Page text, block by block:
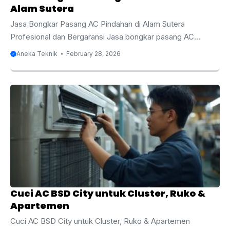
Alam Sutera
Jasa Bongkar Pasang AC Pindahan di Alam Sutera
Profesional dan Bergaransi Jasa bongkar pasang AC
pindahan di Alam Sutera menjadi solusi terbaik bagi Anda
dikenal sebagai kawasan hunian modern dan area bisnis
yang berkembang pesat dengan standar bangunan tinggi
serta sistem instalasi yang rapi. Dalam proses pindahan, AC
termasuk perangkat elektronik yang membutuhkan
penanganan khusus karena berkaitan langsung dengan
sistem refrigerasi, tekanan freon, serta ...
Aneka Teknik February 28, 2026
Cuci AC BSD City untuk Cluster, Ruko &
Apartemen
Cuci AC BSD City untuk Cluster, Ruko & Apartemen